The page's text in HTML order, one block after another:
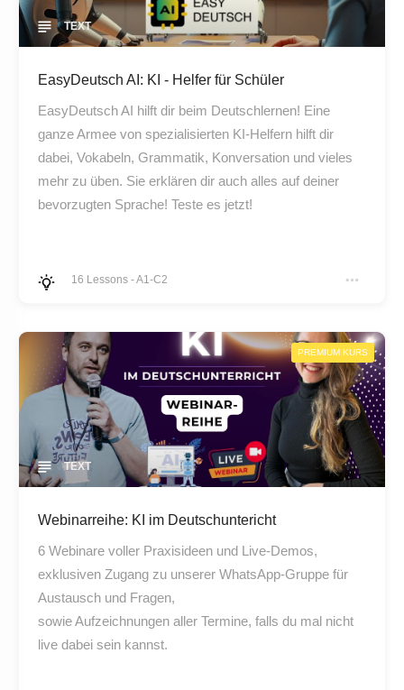
TEXT
EasyDeutsch AI: KI - Helfer für Schüler
EasyDeutsch AI hilft dir beim Deutschlernen! Eine
ganze Armee von spezialisierten KI-Helfern hilft dir
dabei, Vokabeln, Grammatik, Konversation und vieles
mehr zu üben. Sie erklären dir auch alles auf deiner
bevorzugten Sprache! Teste es jetzt!
16 Lessons -A1-C2
PREMIUM KURS
TEXT
Webinarreihe: KI im Deutschuntericht
6 Webinare voller Praxisideen und Live-Demos,
exklusiven Zugang zu unserer WhatsApp-Gruppe für
Austausch und Fragen,
sowie Aufzeichnungen aller Termine, falls du mal nicht
live dabei sein kannst.